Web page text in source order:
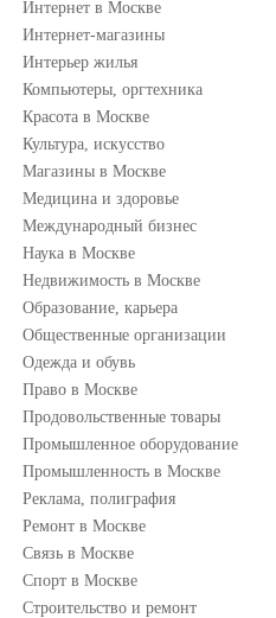
Интернет в Москве
Интернет-магазины
Интерьер жилья
Компьютеры, оргтехника
Красота в Москве
Культура, искусство
Магазины в Москве
Медицина и здоровье
Международный бизнес
Наука в Москве
Недвижимость в Москве
Образование, карьера
Общественные организации
Одежда и обувь
Право в Москве
Продовольственные товары
Промышленное оборудование
Промышленность в Москве
Реклама, полиграфия
Ремонт в Москве
Связь в Москве
Спорт в Москве
Строительство и ремонт